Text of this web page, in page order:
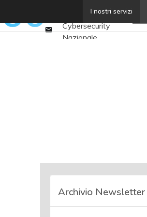
I nostri servizi
Email
Ultimi articoli
Cybersecurity
Nazionale
Corsi cybersecurity
Chi siamo
Archivio Newsletter